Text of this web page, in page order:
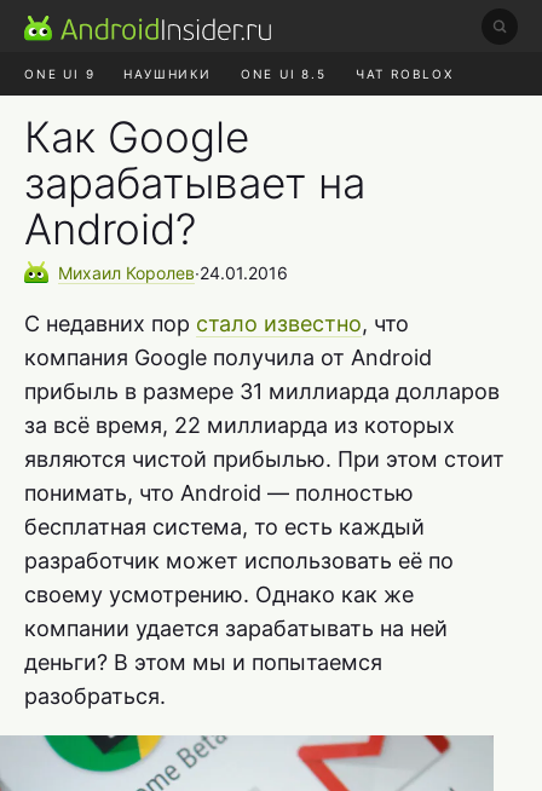
ONE UI 9 НАУШНИКИ ONE UI 8.5 ЧАТ ROBLOX
Как Google
зарабатывает на
Android?
Михаил Королев∙24.01.2016
С недавних пор стало известно, что
компания Google получила от Android
прибыль в размере 31 миллиарда долларов
за всё время, 22 миллиарда из которых
являются чистой прибылью. При этом стоит
понимать, что Android — полностью
бесплатная система, то есть каждый
разработчик может использовать её по
своему усмотрению. Однако как же
компании удается зарабатывать на ней
деньги? В этом мы и попытаемся
разобраться.